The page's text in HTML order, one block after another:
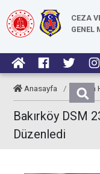
CEZA
GENEL
Anasayfa /
Bakırköy DSM
Düzenledi